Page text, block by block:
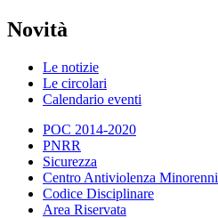
Novità
Le notizie
Le circolari
Calendario eventi
POC 2014-2020
PNRR
Sicurezza
Centro Antiviolenza Minorenni
Codice Disciplinare
Area Riservata